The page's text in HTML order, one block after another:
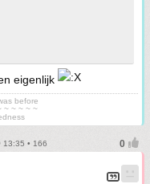
eigenlijk
before
~ ~ ~ ~ ~
13:35 • 166